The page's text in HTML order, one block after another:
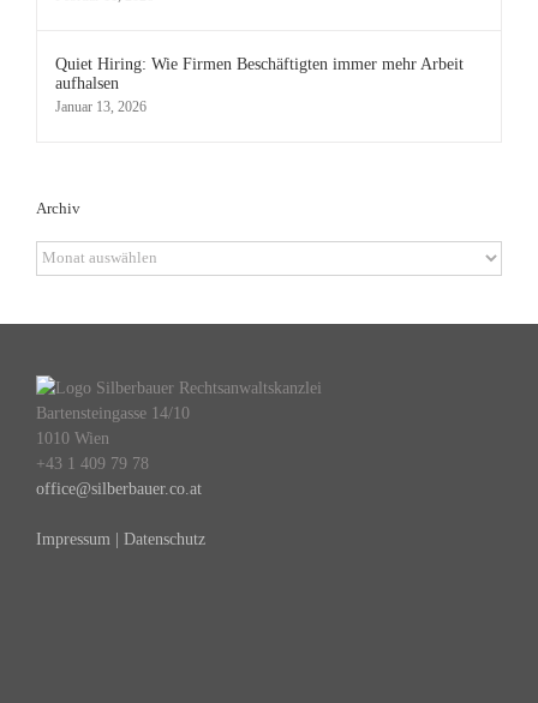
Quiet Hiring: Wie Firmen Beschäftigten immer mehr Arbeit
aufhalsen
Januar 13, 2026
Archiv
Archiv
Bartensteingasse 14/10
1010 Wien
+43 1 409 79 78
office@silberbauer.co.at
Impressum | Datenschutz